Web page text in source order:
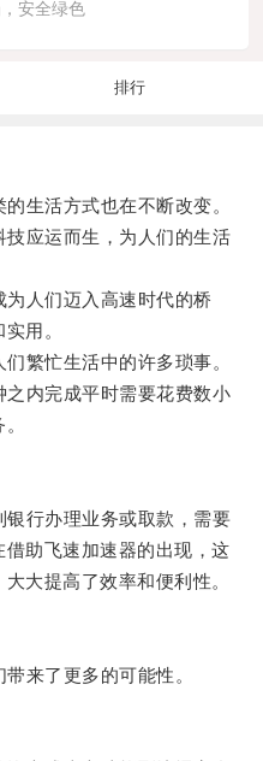
安全绿色
排行
活方式也在不断改变。
应运而生，为人们的生活
人们迈入高速时代的桥
用。
忙生活中的许多琐事。
内完成平时需要花费数小
行办理业务或取款，需要
助飞速加速器的出现，这
大提高了效率和便利性。
来了更多的可能性。